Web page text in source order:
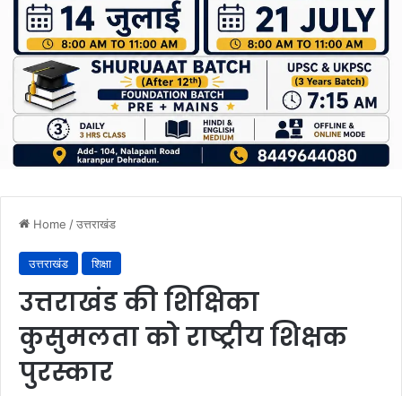
Home /उत्तराखंड
उत्तराखंड शिक्षा
उत्तराखंड की शिक्षिका
कुसुमलता को राष्ट्रीय शिक्षक
पुरस्कार